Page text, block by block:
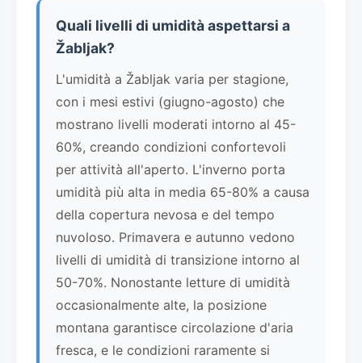
Quali livelli di umidità aspettarsi a
Žabljak?
L'umidità a Žabljak varia per stagione,
con i mesi estivi (giugno-agosto) che
mostrano livelli moderati intorno al 45-
60%, creando condizioni confortevoli
per attività all'aperto. L'inverno porta
umidità più alta in media 65-80% a causa
della copertura nevosa e del tempo
nuvoloso. Primavera e autunno vedono
livelli di umidità di transizione intorno al
50-70%. Nonostante letture di umidità
occasionalmente alte, la posizione
montana garantisce circolazione d'aria
fresca, e le condizioni raramente si